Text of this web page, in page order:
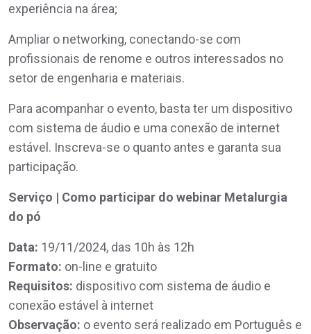
experiência na área;
Ampliar o networking, conectando-se com
profissionais de renome e outros interessados no
setor de engenharia e materiais.
Para acompanhar o evento, basta ter um dispositivo
com sistema de áudio e uma conexão de internet
estável. Inscreva-se o quanto antes e garanta sua
participação.
Serviço | Como participar do webinar Metalurgia
do pó
Data: 19/11/2024, das 10h às 12h
Formato: on-line e gratuito
Requisitos: dispositivo com sistema de áudio e
conexão estável à internet
Observação: o evento será realizado em Português e